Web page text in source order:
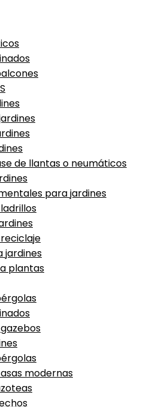
de llantas o neumáticos
para jardines
jardines
plantas
modernas